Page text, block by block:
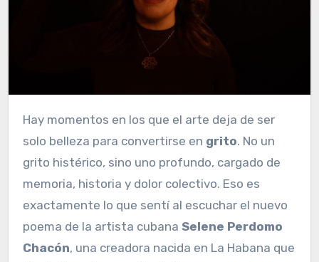
Hay momentos en los que el arte deja de ser
solo belleza para convertirse en grito. No un
grito histérico, sino uno profundo, cargado de
memoria, historia y dolor colectivo. Eso es
exactamente lo que sentí al escuchar el nuevo
poema de la artista cubana Selene Perdomo
Chacón, una creadora nacida en La Habana que